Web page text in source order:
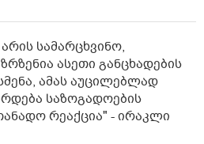
სამარცხვინო,
ასეთი განცხადების
ამას აუცილებლად
საზოგადოების
რეაქცია" - ირაკლი